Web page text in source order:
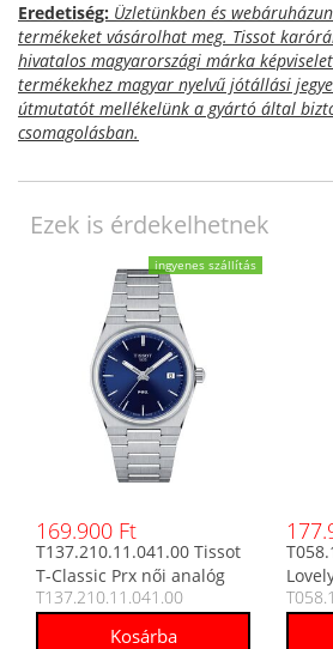
Eredetiség: Üzletünkben és
termékeket vásárolhat meg. Tissot
hivatalos magyarországi márka
termékekhez magyar nyelvű jótállási
útmutatót mellékelünk a gyártó által
csomagolásban.
Ezek is érdekelhetnek
ingyenes szállítás
169.900 Ft
T137.210.11.041.00 Tissot
T-Classic Prx női analóg
karóra
T137.210.11.041.00